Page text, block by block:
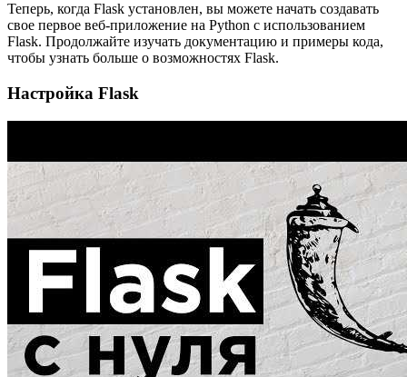
Теперь, когда Flask установлен, вы можете начать создавать
свое первое веб-приложение на Python с использованием
Flask. Продолжайте изучать документацию и примеры кода,
чтобы узнать больше о возможностях Flask.
Настройка Flask